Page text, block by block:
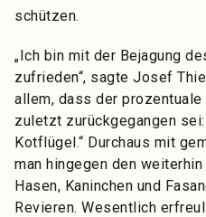
schützen.
„Ich bin mit der Bejagung
zufrieden“, sagte Josef
allem, dass der
zuletzt zurückgegangen
Kotflügel.“ Durchaus mit
man hingegen den
Hasen, Kaninchen und
Revieren. Wesentlich